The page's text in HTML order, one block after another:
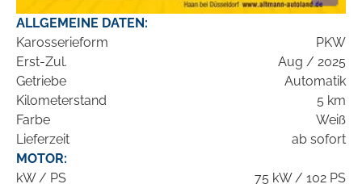
ALLGEMEINE DATEN:
Karosserieform
PKW
Erst-Zul.
Aug / 2025
Getriebe
Automatik
Kilometerstand
5 km
Farbe
Weiß
Lieferzeit
ab sofort
MOTOR:
kW / PS
75 kW / 102 PS